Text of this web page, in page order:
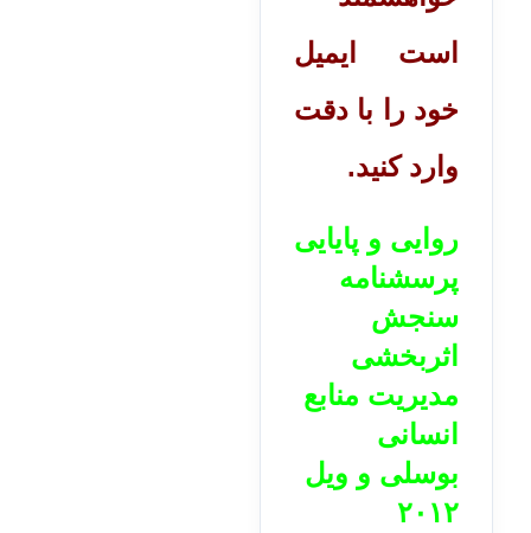
است ایمیل
خود را با دقت
وارد کنید.
روایی و پایایی
پرسشنامه
سنجش
اثربخشی
مدیریت منابع
انسانی
بوسلی و ویل
۲۰۱۲